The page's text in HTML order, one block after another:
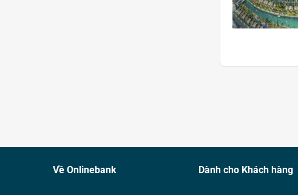
Về Onlinebank Dành cho Khách hàng